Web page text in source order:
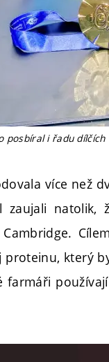
posbíral i řadu
více než
zaujali
proteinu, který
farmáři